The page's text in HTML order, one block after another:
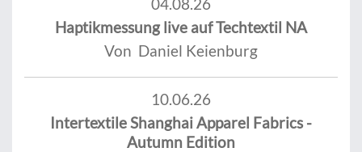
Haptikmessung live auf Techtextil NA
Von Daniel Keienburg
10.06.26
Intertextile Shanghai Apparel Fabrics -
Autumn Edition